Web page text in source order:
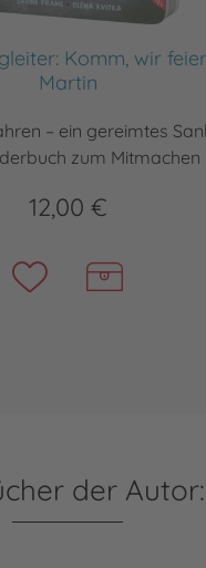
Komm, wir
Martin
– ein gereimtes
zum Mitmachen
12,00 €
der